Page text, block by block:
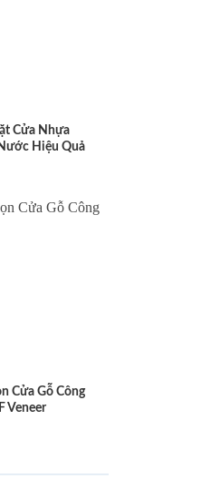
Cửa Nhựa
Hiệu Quả
Cửa Gỗ Công
Veneer